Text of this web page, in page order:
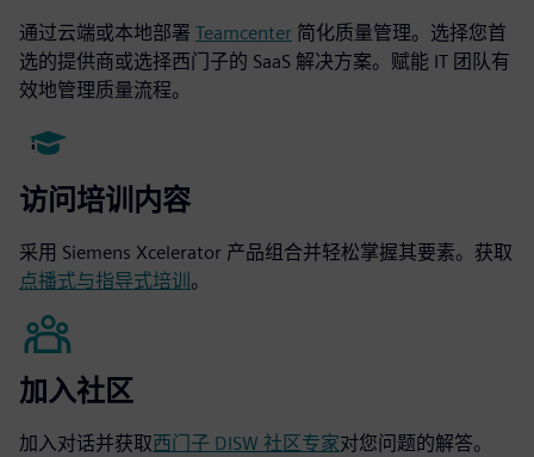
通过云端或本地部署 Teamcenter 简化质量管理。选择您首
选的提供商或选择西门子的 SaaS 解决方案。赋能 IT 团队有
效地管理质量流程。
访问培训内容
采用 Siemens Xcelerator 产品组合并轻松掌握其要素。获取
点播式与指导式培训 。
加入社区
加入对话并获取西门子 DISW 社区专家对您问题的解答。